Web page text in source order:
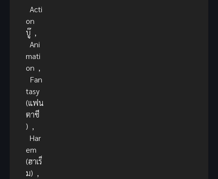
Acti
on
บู๊ ,
Ani
mati
on ,
Fan
tasy
(แฟน
ตาซี
) ,
Har
em
(ฮาเร็
ม) ,